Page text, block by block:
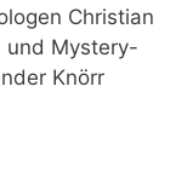
Christian
und Mystery-
Knörr